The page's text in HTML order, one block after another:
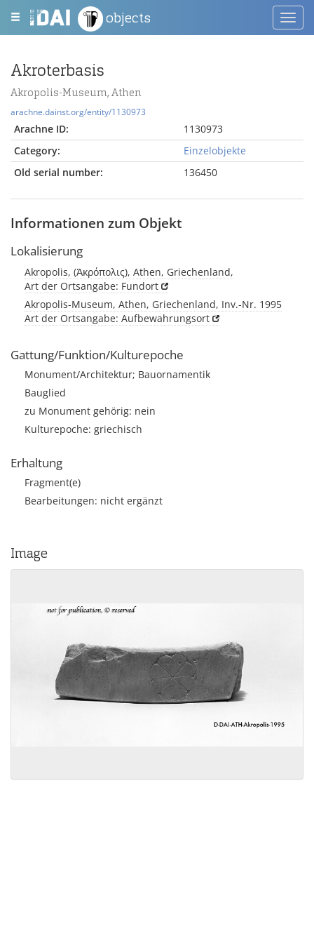
objects
Akroterbasis
Akropolis-Museum, Athen
arachne.dainst.org/entity/1130973
Arachne ID:
1130973
Category:
Einzelobjekte
Old serial number:
136450
Informationen zum Objekt
Lokalisierung
Akropolis, (Ἀκρόπολις), Athen, Griechenland,
Art der Ortsangabe: Fundort
Akropolis-Museum, Athen, Griechenland, Inv.-Nr. 1995
Art der Ortsangabe: Aufbewahrungsort
Gattung/Funktion/Kulturepoche
Monument/Architektur; Bauornamentik
Bauglied
zu Monument gehörig: nein
Kulturepoche: griechisch
Erhaltung
Fragment(e)
Bearbeitungen: nicht ergänzt
Image